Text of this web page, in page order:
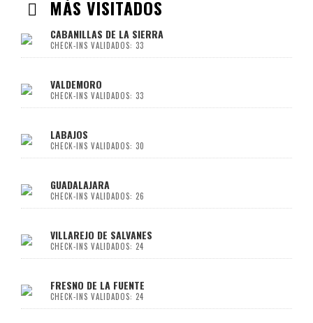
MÁS VISITADOS
CABANILLAS DE LA SIERRA
CHECK-INS VALIDADOS: 33
VALDEMORO
CHECK-INS VALIDADOS: 33
LABAJOS
CHECK-INS VALIDADOS: 30
GUADALAJARA
CHECK-INS VALIDADOS: 26
VILLAREJO DE SALVANES
CHECK-INS VALIDADOS: 24
FRESNO DE LA FUENTE
CHECK-INS VALIDADOS: 24